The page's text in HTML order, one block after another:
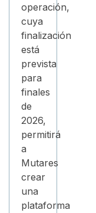
operación,
cuya
finalización
está
prevista
para
finales
de
2026,
permitirá
a
Mutares
crear
una
plataforma